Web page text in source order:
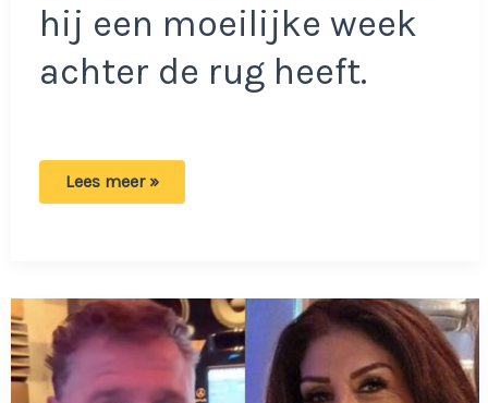
hij een moeilijke week
achter de rug heeft.
Wolter
‘Dit
was
een
enorme
schok’
Lees meer »